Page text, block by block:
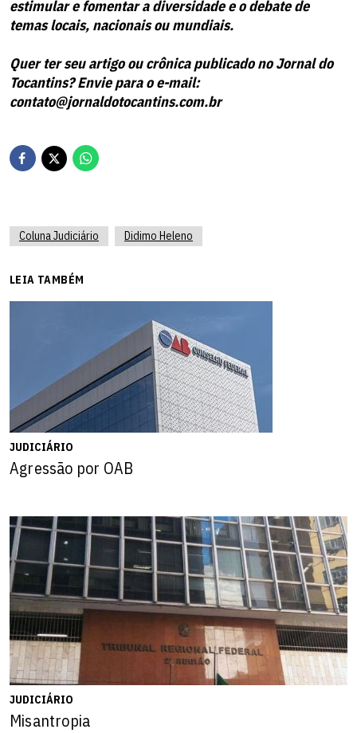
estimular e fomentar a diversidade e o debate de
temas locais, nacionais ou mundiais.
Quer ter seu artigo ou crônica publicado no Jornal do
Tocantins? Envie para o e-mail:
contato@jornaldotocantins.com.br
Coluna Judiciário Didimo Heleno
LEIA TAMBÉM
JUDICIÁRIO
Agressão por OAB
JUDICIÁRIO
Misantropia